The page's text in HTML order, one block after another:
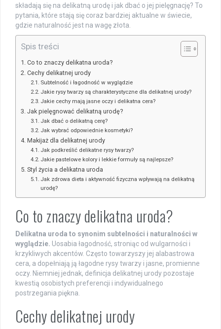
składają się na delikatną urodę i jak dbać o jej pielęgnację? To
pytania, które stają się coraz bardziej aktualne w świecie,
gdzie naturalność jest na wagę złota.
Spis treści
Co to znaczy delikatna uroda?
Cechy delikatnej urody
Subtelność i łagodność w wyglądzie
Jakie rysy twarzy są charakterystyczne dla delikatnej urody?
Jakie cechy mają jasne oczy i delikatna cera?
Jak pielęgnować delikatną urodę?
Jak dbać o delikatną cerę?
Jak wybrać odpowiednie kosmetyki?
Makijaż dla delikatnej urody
Jak podkreślić delikatne rysy twarzy?
Jakie pastelowe kolory i lekkie formuły są najlepsze?
Styl życia a delikatna uroda
Jak zdrowa dieta i aktywność fizyczna wpływają na delikatną
urodę?
Co to znaczy delikatna uroda?
Delikatna uroda to synonim subtelności i naturalności w
wyglądzie. Uosabia łagodność, stroniąc od wulgarności i
krzykliwych akcentów. Często towarzyszy jej alabastrowa
cera, a dopełniają ją łagodne rysy twarzy i jasne, promienne
oczy. Niemniej jednak, definicja delikatnej urody pozostaje
kwestią osobistych preferencji i indywidualnego
postrzegania piękna.
Cechy delikatnej urody